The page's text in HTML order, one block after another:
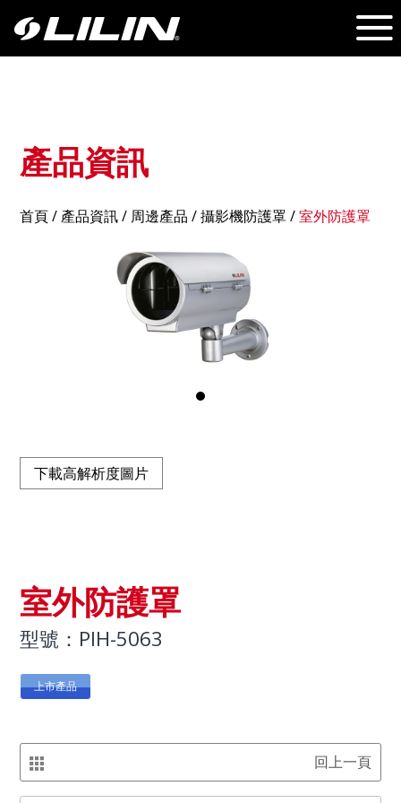
產品資訊
首頁/產品資訊/ 周邊產品 /攝影機防護罩/室外防護罩
下載高解析度圖片
室外防護罩
型號：PIH-5063
上市產品
回上一頁